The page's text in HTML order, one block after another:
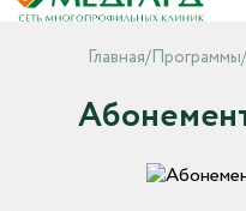
Главная/Программы/